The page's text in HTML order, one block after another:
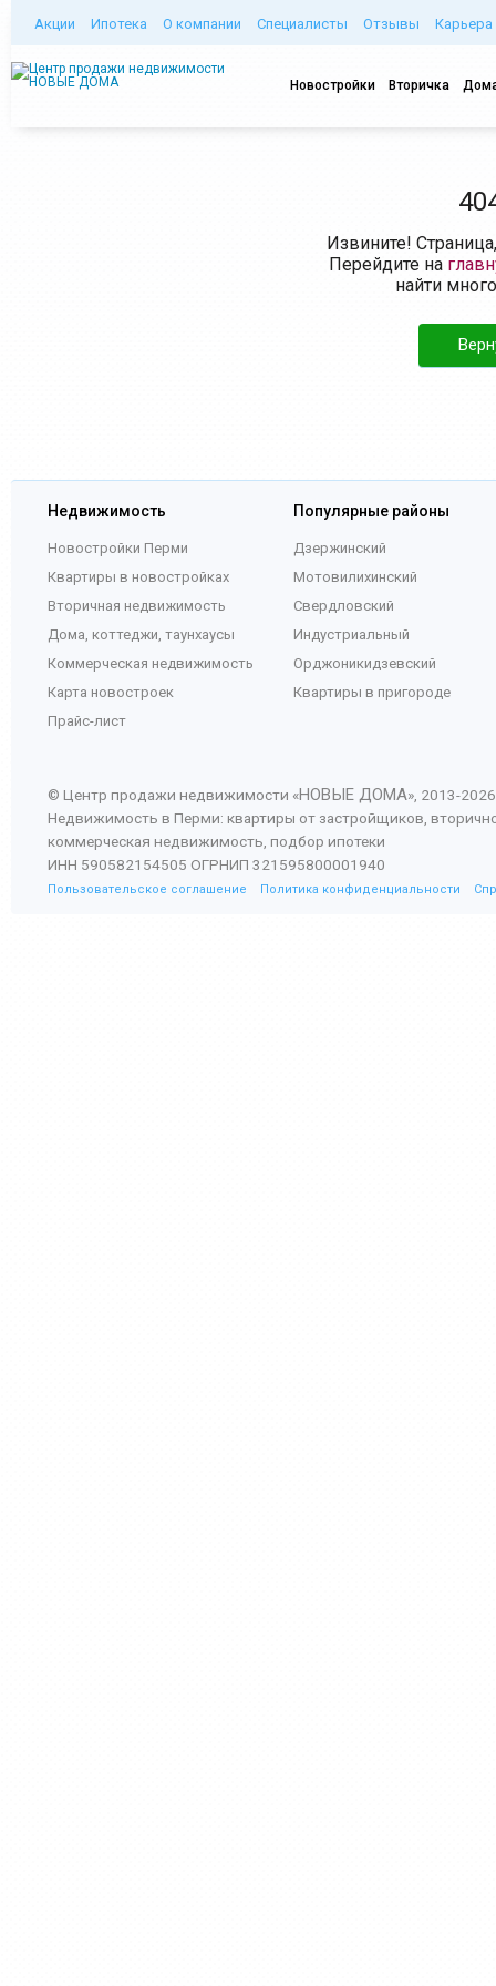
Акции Ипотека О компании Специалисты Отзывы Карьера
Новостройки Вторичка
Извините!
Перейдите на
найти
Недвижимость
Новостройки Перми
Квартиры в новостройках
Вторичная недвижимость
Дома, коттеджи, таунхаусы
Коммерческая недвижимость
Карта новостроек
Прайс-лист
Популярные районы
Дзержинский
Мотовилихинский
Свердловский
Индустриальный
Орджоникидзевский
Квартиры в пригороде
© Центр продажи недвижимости «НОВЫЕ ДОМА», 2013-2026
Недвижимость в Перми: квартиры от застройщиков,
коммерческая недвижимость, подбор ипотеки
ИНН 590582154505 ОГРНИП 321595800001940
Пользовательское соглашение Политика конфиденциальности